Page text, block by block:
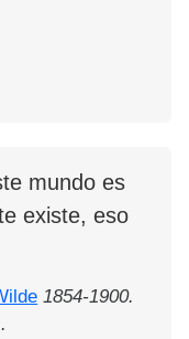
mundo es
existe, eso
1854-1900.